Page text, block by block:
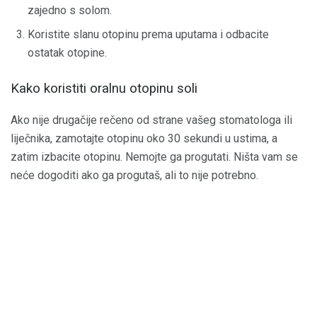
zajedno s solom.
Koristite slanu otopinu prema uputama i odbacite
ostatak otopine.
Kako koristiti oralnu otopinu soli
Ako nije drugačije rečeno od strane vašeg stomatologa ili
liječnika, zamotajte otopinu oko 30 sekundi u ustima, a
zatim izbacite otopinu. Nemojte ga progutati. Ništa vam se
neće dogoditi ako ga progutaš, ali to nije potrebno.